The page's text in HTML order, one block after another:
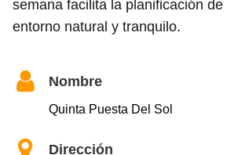
semana facilita la planificación
entorno natural y tranquilo.
Nombre
Quinta Puesta Del Sol
Dirección